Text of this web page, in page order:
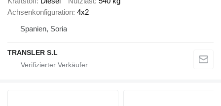
Achsenkonfiguration 4x2
Spanien, Soria
TRANSLER S.L